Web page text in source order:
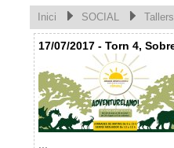
Inici SOCIAL
17/07/2017 - Torn 4,